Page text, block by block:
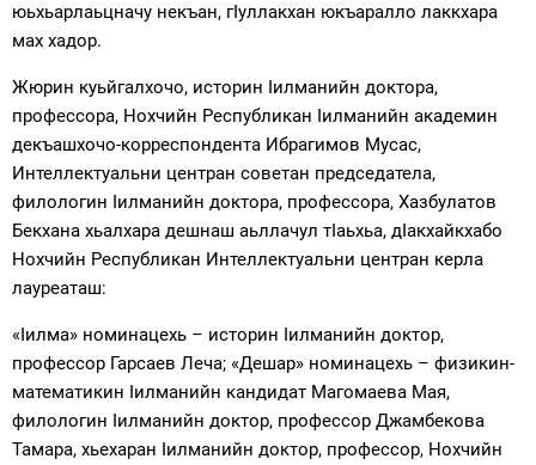
юьхьарлаьцначу некъан, гIуллакхан юкъаралло лаккхара
мах хадор.
Жюрин куьйгалхочо, историн Iилманийн доктора,
профессора, Нохчийн Республикан Iилманийн академин
декъашхочо-корреспондента Ибрагимов Мусас,
Интеллектуальни центран советан председатела,
филологин Iилманийн доктора, профессора, Хазбулатов
Бекхана хьалхара дешнаш аьллачул тIаьхьа, дIакхайкхабо
Нохчийн Республикан Интеллектуальни центран керла
лауреаташ:
«Iилма» номинацехь – историн Iилманийн доктор,
профессор Гарсаев Леча; «Дешар» номинацехь – физикин-
математикин Iилманийн кандидат Магомаева Мая,
филологин Iилманийн доктор, профессор Джамбекова
Тамара, хьехаран Iилманийн доктор, профессор, Нохчийн